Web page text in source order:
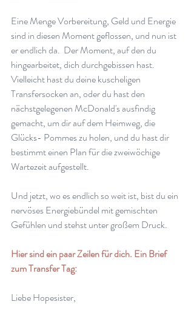
Eine Menge Vorbereitung, Geld und Energie
sind in diesen Moment geflossen, und nun ist
er endlich da.  Der Moment, auf den du
hingearbeitet, dich durchgebissen hast.
Vielleicht hast du deine kuscheligen
Transfersocken an, oder du hast den
nächstgelegenen McDonald's ausfindig
gemacht, um dir auf dem Heimweg, die
Glücks- Pommes zu holen, und du hast dir
bestimmt einen Plan für die zweiwöchige
Wartezeit aufgestellt.
Und jetzt, wo es endlich so weit ist, bist du ein
nervöses Energiebündel mit gemischten
Gefühlen und stehst unter großem Druck.
Hier sind ein paar Zeilen für dich. Ein Brief
zum Transfer Tag:
Liebe Hopesister,